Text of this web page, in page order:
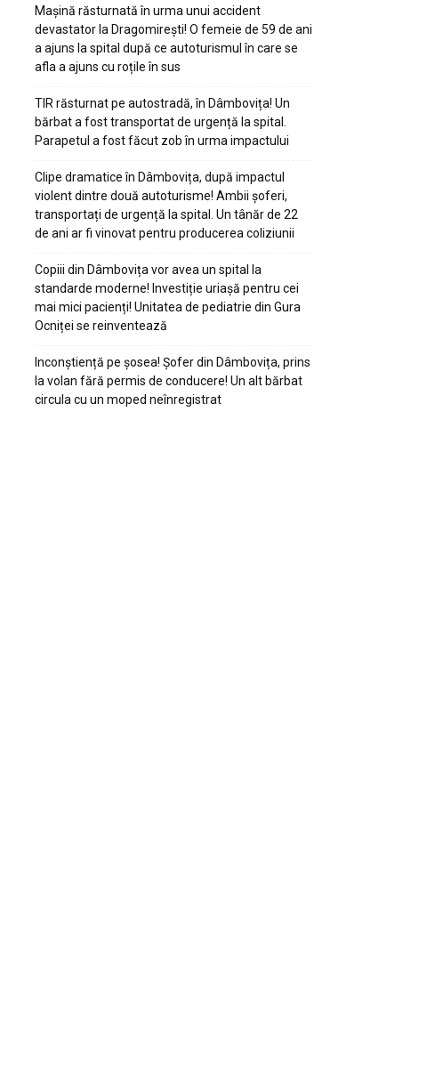
Mașină răsturnată în urma unui accident
devastator la Dragomirești! O femeie de 59 de ani
a ajuns la spital după ce autoturismul în care se
afla a ajuns cu roțile în sus
TIR răsturnat pe autostradă, în Dâmbovița! Un
bărbat a fost transportat de urgență la spital.
Parapetul a fost făcut zob în urma impactului
Clipe dramatice în Dâmbovița, după impactul
violent dintre două autoturisme! Ambii șoferi,
transportați de urgență la spital. Un tânăr de 22
de ani ar fi vinovat pentru producerea coliziunii
Copiii din Dâmbovița vor avea un spital la
standarde moderne! Investiție uriașă pentru cei
mai mici pacienți! Unitatea de pediatrie din Gura
Ocniței se reinventează
Inconștiență pe șosea! Șofer din Dâmbovița, prins
la volan fără permis de conducere! Un alt bărbat
circula cu un moped neînregistrat